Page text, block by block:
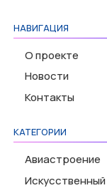
НАВИГАЦИЯ
О проекте
Новости
Контакты
КАТЕГОРИИ
Авиастроение